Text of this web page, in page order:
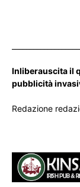
Inliberauscita il
pubblicità
Redazione